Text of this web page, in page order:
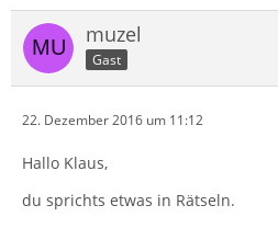
muzel
Gast
22. Dezember 2016 um 11:12
Hallo Klaus,
du sprichts etwas in Rätseln.